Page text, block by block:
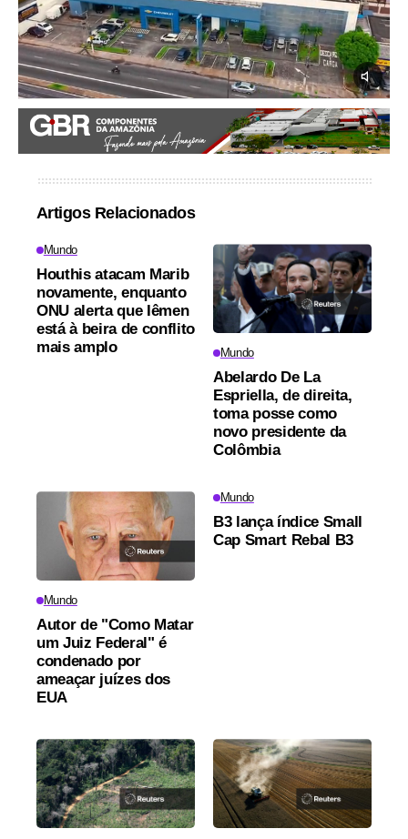
Artigos Relacionados
Mundo
Houthis atacam Marib
novamente, enquanto
ONU alerta que Iêmen
está à beira de conflito
mais amplo
Mundo
Abelardo De La
Espriella, de direita,
toma posse como
novo presidente da
Colômbia
Mundo
Autor de "Como Matar
um Juiz Federal" é
condenado por
ameaçar juízes dos
EUA
Mundo
B3 lança índice Small
Cap Smart Rebal B3